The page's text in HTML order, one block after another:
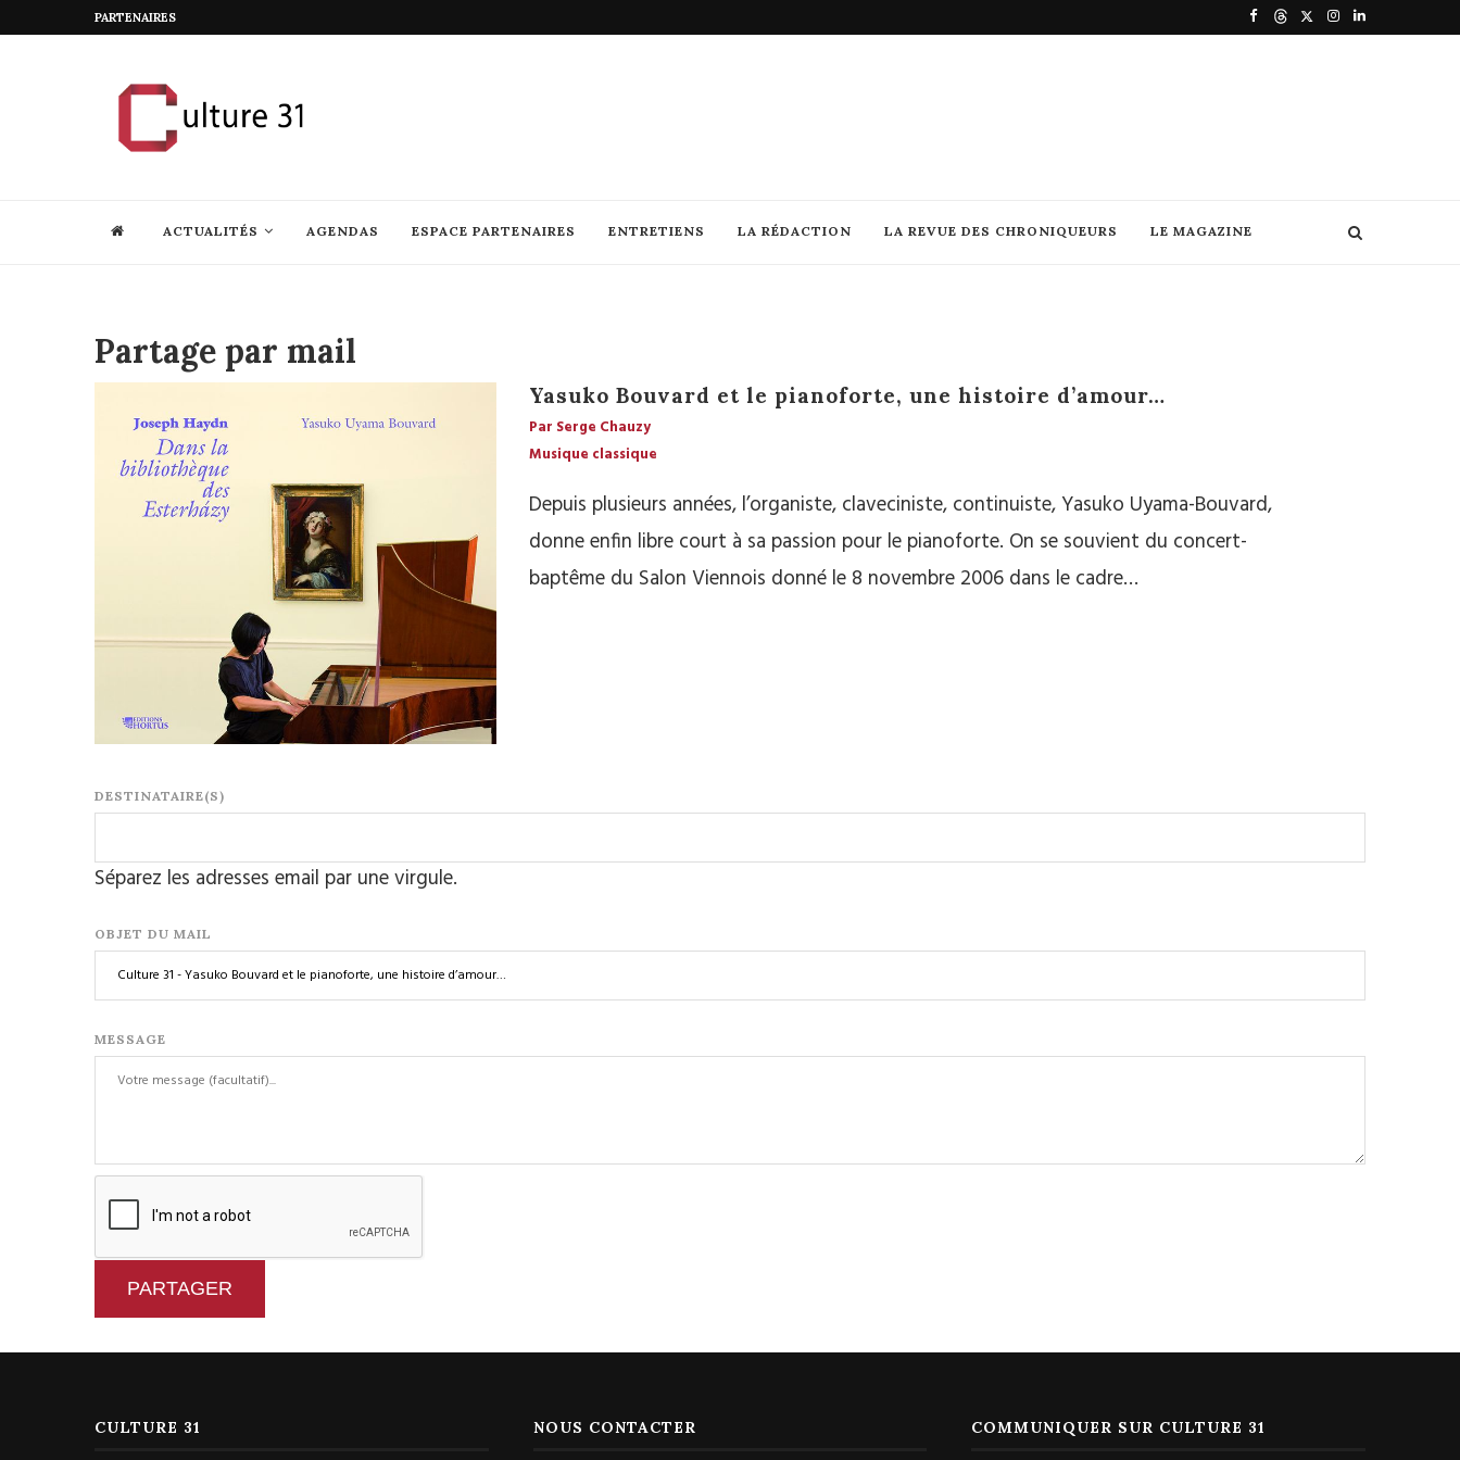
PARTENAIRES
ACTUALITÉS AGENDAS ESPACE PARTENAIRES ENTRETIENS LA RÉDACTION LA REVUE DES CHRONIQUEURS LE MAGAZINE
Partage par mail
Yasuko Bouvard et le pianoforte, une histoire d’amour…
Par Serge Chauzy
Musique classique
Depuis plusieurs années, l’organiste, claveciniste, continuiste, Yasuko Uyama-Bouvard,
donne enfin libre court à sa passion pour le pianoforte. On se souvient du concert-
baptême du Salon Viennois donné le 8 novembre 2006 dans le cadre…
DESTINATAIRE(S)
Séparez les adresses email par une virgule.
OBJET DU MAIL
MESSAGE
PARTAGER
CULTURE 31 NOUS CONTACTER COMMUNIQUER SUR CULTURE 31